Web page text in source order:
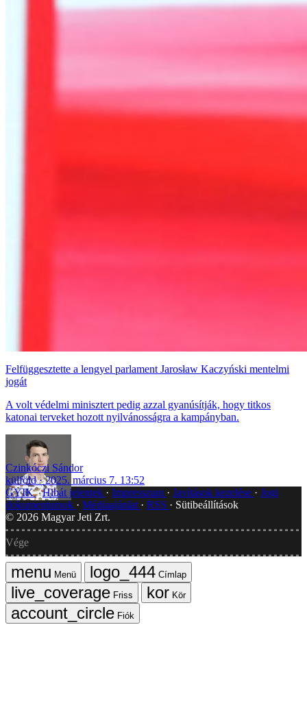
Felfüggesztette a lengyel parlament Jarosław Kaczyński mentelmi
jogát
A volt védelmi minisztert pedig azzal gyanúsítják, hogy titkos
katonai terveket hozott nyilvánosságra a kampányban.
Czinkóczi Sándor
külföld
2025. március 7. 13:52
GYIK Hibát jelentek Impresszum Javítások kezelése
Jogi
dokumentumok
Médiaajánlat RSS
Sütibeállítások
© 2026 Magyar Jeti Zrt.
Vége
Menü
Címlap
Friss
Kör
Fiók